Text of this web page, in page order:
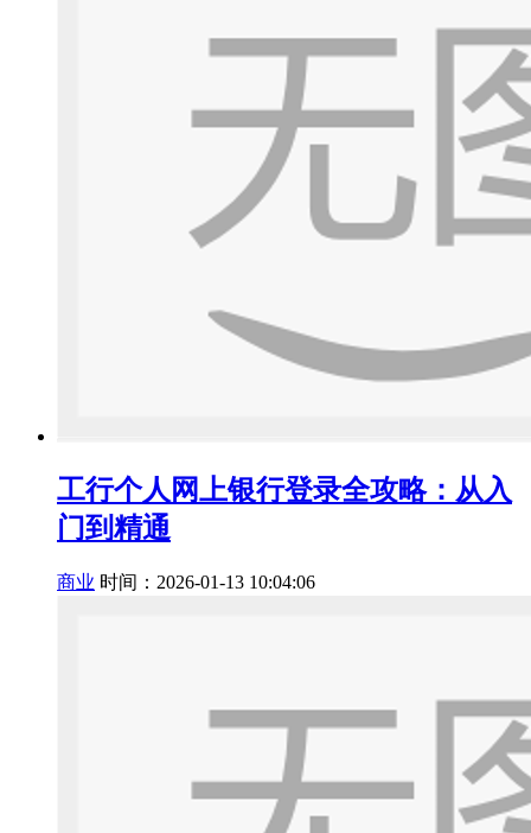
工行个人网上银行登录全攻略：从入
门到精通
商业 时间：2026-01-13 10:04:06